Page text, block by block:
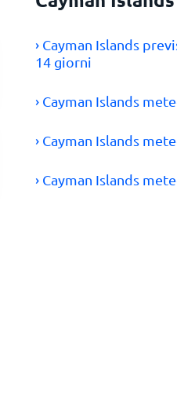
› Cayman Islands
14 giorni
› Cayman Islands
› Cayman Islands
› Cayman Islands